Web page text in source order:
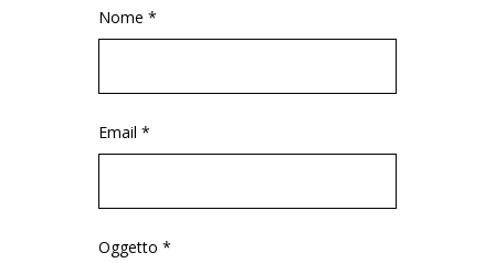
Nome *
Email *
Oggetto *